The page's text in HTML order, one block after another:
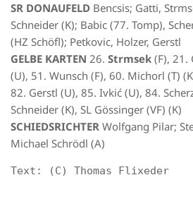
SR DONAUFELD Bencsis; Gatti,
Schneider (K); Babic (77. Tomp),
(HZ Schöfl); Petkovic, Holzer, Gerstl
GELBE KARTEN 26. Strmsek (F), 21.
(U), 51. Wunsch (F), 60. Michorl (T)
82. Gerstl (U), 85. Ivkić (U), 84.
Schneider (K), SL Gössinger (VF) (K)
SCHIEDSRICHTER Wolfgang Pilar;
Michael Schrödl (A)
Text: (C) Thomas Flixeder